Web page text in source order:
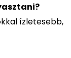
ízletesebb,